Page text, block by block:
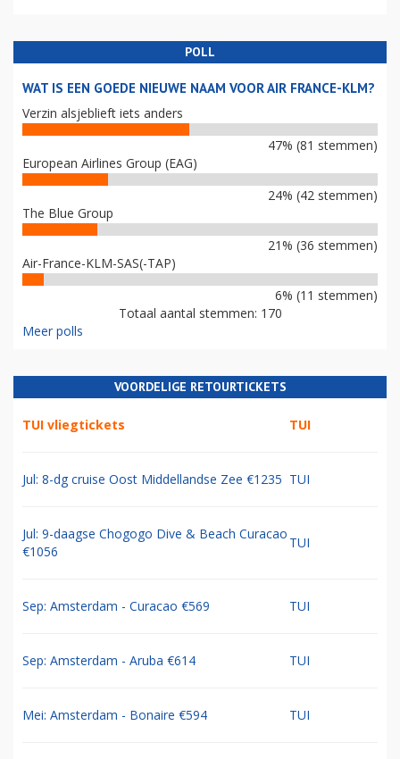
POLL
WAT IS EEN GOEDE NIEUWE NAAM VOOR AIR FRANCE-KLM?
Verzin alsjeblieft iets anders
47% (81 stemmen)
European Airlines Group (EAG)
24% (42 stemmen)
The Blue Group
21% (36 stemmen)
Air-France-KLM-SAS(-TAP)
6% (11 stemmen)
Totaal aantal stemmen: 170
Meer polls
VOORDELIGE RETOURTICKETS
TUI vliegtickets TUI
Jul: 8-dg cruise Oost Middellandse Zee €1235 TUI
Jul: 9-daagse Chogogo Dive & Beach Curacao
€1056
TUI
Sep: Amsterdam - Curacao €569 TUI
Sep: Amsterdam - Aruba €614 TUI
Mei: Amsterdam - Bonaire €594 TUI